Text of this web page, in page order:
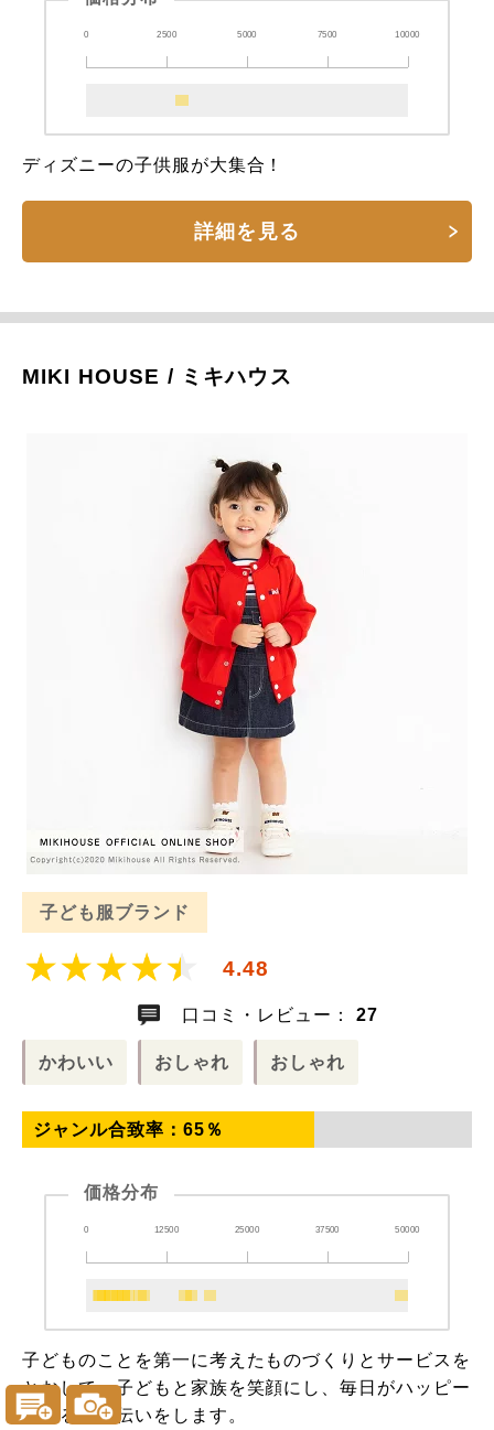
0 2500 5000 7500 10000
ディズニーの子供服が大集合！
詳細を見る
MIKI HOUSE / ミキハウス
子ども服ブランド
4.48
口コミ・レビュー： 27
かわいい おしゃれ おしゃれ
ジャンル合致率： 65 ％
価格分布
0 12500 25000 37500 50000
子どものことを第一に考えたものづくりとサービスを
とおして、子どもと家族を笑顔にし、毎日がハッピー
になるお手伝いをします。